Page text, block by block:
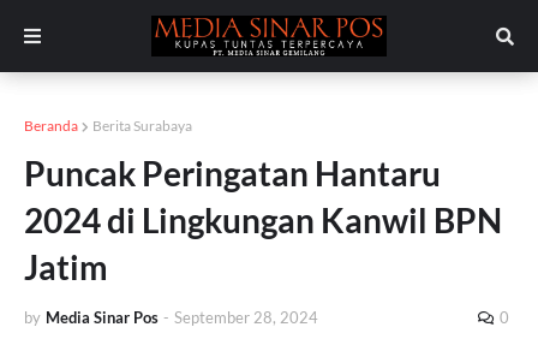
Beranda Berita Surabaya
Puncak Peringatan Hantaru
2024 di Lingkungan Kanwil BPN
Jatim
by Media Sinar Pos - September 28, 2024 0